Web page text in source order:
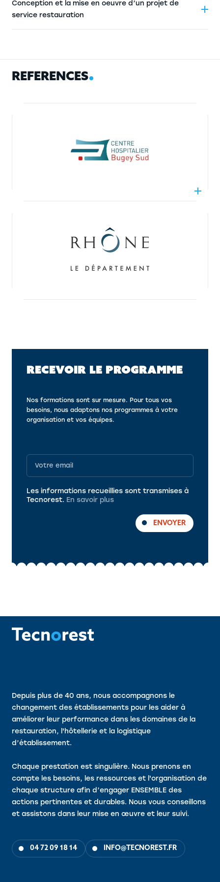
Conception et la mise en oeuvre d’un projet de
service restauration
RÉFÉRENCES
RECEVOIR LE PROGRAMME
Nos formations sont sur mesure. Pour tous vos
besoins, nous adaptons nos programmes à votre
organisation et vos équipes.
Programme
Les informations recueillies sont transmises à
Tecnorest. En savoir plus
ENVOYER
Depuis plus de 40 ans, nous accompagnons le
changement des établissements pour les aider à
améliorer leur performance dans les domaines de la
restauration, l'hôtellerie et la logistique
d’établissement.
Chaque prestation est singulière. Nous prenons en
compte les besoins, les ressources et l'organisation de
chaque structure afin d’engager ENSEMBLE des
actions pertinentes et durables. Nous vous conseillons
et assistons dans leur mise en œuvre et leur suivi.
04 72 09 18 14 INFO@TECNOREST.FR